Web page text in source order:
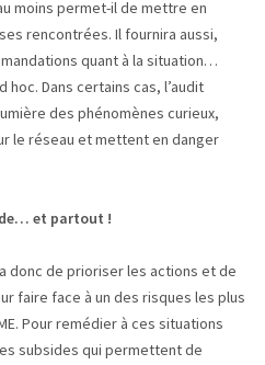
moins permet-il de mettre en
rencontrées. Il fournira aussi,
quant à la situation…
hoc. Dans certains cas, l’audit
des phénomènes curieux,
le réseau et mettent en danger
et partout !
de prioriser les actions et de
faire face à un des risques les plus
Pour remédier à ces situations
subsides qui permettent de